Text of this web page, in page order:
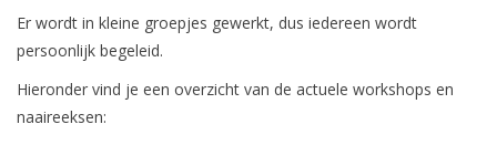
Er wordt in kleine groepjes gewerkt, dus iedereen wordt
persoonlijk begeleid.
Hieronder vind je een overzicht van de actuele workshops en
naaireeksen: